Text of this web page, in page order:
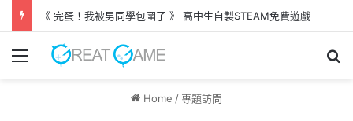
550億美元收購案正式完成 EA轉型成為私人公司
Menu
Home /專題訪問